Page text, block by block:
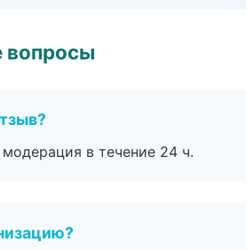
вопросы
в течение 24 ч.